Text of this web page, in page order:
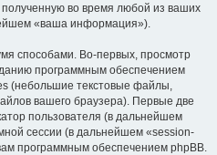
во время любой из ваших
«ваша информация»).
способами. Во-первых, просмотр
программным обеспечением
(небольшие текстовые файлы,
вашего браузера). Первые две
пользователя (в дальнейшем
сессии (в дальнейшем «session-
программным обеспечением phpBB.